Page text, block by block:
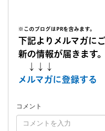
※このブログはPRを含みます。
下記よりメルマガに
新の情報が届きます。
↓↓↓
メルマガに登録する
コメント